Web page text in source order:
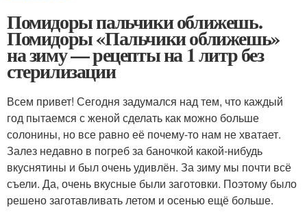
Помидоры пальчики оближешь.
Помидоры «Пальчики оближешь»
на зиму — рецепты на 1 литр без
стерилизации
Всем привет! Сегодня задумался над тем, что каждый
год пытаемся с женой сделать как можно больше
солонины, но все равно её почему-то нам не хватает.
Залез недавно в погреб за баночкой какой-нибудь
вкуснятины и был очень удивлён. За зиму мы почти всё
съели. Да, очень вкусные были заготовки. Поэтому было
решено заготавливать летом и осенью ещё больше.